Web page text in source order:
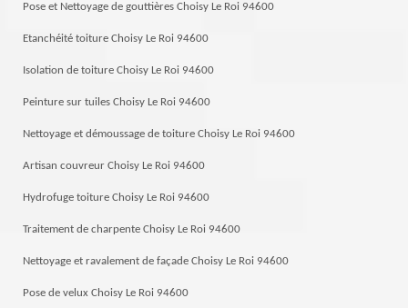
Pose et Nettoyage de gouttières Choisy Le Roi 94600
Etanchéité toiture Choisy Le Roi 94600
Isolation de toiture Choisy Le Roi 94600
Peinture sur tuiles Choisy Le Roi 94600
Nettoyage et démoussage de toiture Choisy Le Roi 94600
Artisan couvreur Choisy Le Roi 94600
Hydrofuge toiture Choisy Le Roi 94600
Traitement de charpente Choisy Le Roi 94600
Nettoyage et ravalement de façade Choisy Le Roi 94600
Pose de velux Choisy Le Roi 94600